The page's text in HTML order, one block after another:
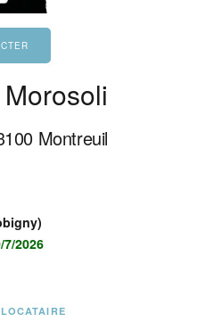
Montreuil
7/2026
LOCATAIRE